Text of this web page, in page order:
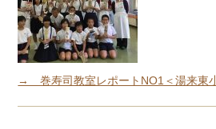
→ 巻寿司教室レポートNO1＜湯来東